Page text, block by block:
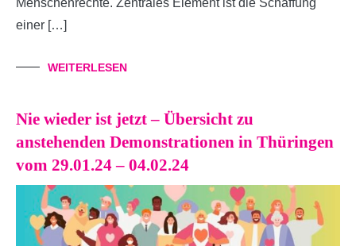
einer […]
WEITERLESEN
Nie wieder ist jetzt – Übersicht zu
anstehenden Demonstrationen in Thüringen
vom 29.01.24 – 04.02.24